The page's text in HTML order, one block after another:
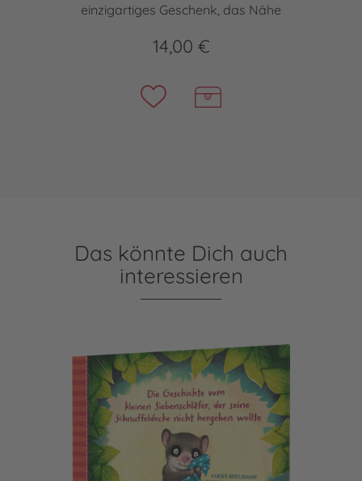
einzigartiges Geschenk, das Nähe
14,00 €
Das könnte Dich auch
interessieren
Der kleine Siebenschläfer 3: Die Geschichte vom kleinen